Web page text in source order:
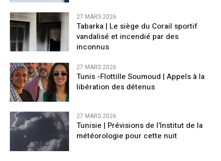
27 MARS 2026
Tabarka | Le siège du Corail sportif
vandalisé et incendié par des
inconnus
27 MARS 2026
Tunis -Flottille Soumoud | Appels à la
libération des détenus
27 MARS 2026
Tunisie | Prévisions de l’Institut de la
météorologie pour cette nuit